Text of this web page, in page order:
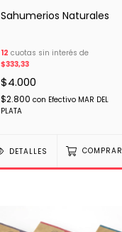
Sahumerios Naturales
12 cuotas sin interés de
$333,33
$4.000
$2.800 con Efectivo MAR DEL
PLATA
DETALLES COMPRAR